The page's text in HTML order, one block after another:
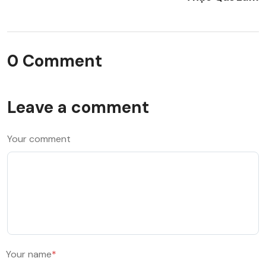
0 Comment
Leave a comment
Your comment
Your name*